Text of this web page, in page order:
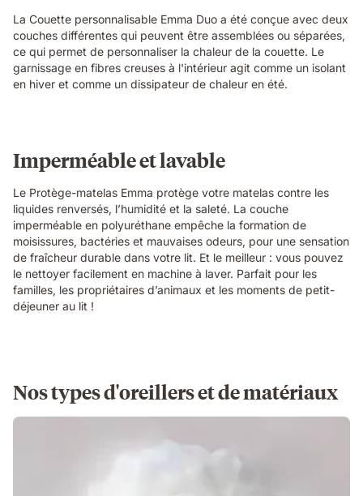
La Couette personnalisable Emma Duo a été conçue avec deux
couches différentes qui peuvent être assemblées ou séparées,
ce qui permet de personnaliser la chaleur de la couette. Le
garnissage en fibres creuses à l'intérieur agit comme un isolant
en hiver et comme un dissipateur de chaleur en été.
Imperméable et lavable
Le Protège-matelas Emma protège votre matelas contre les
liquides renversés, l’humidité et la saleté. La couche
imperméable en polyuréthane empêche la formation de
moisissures, bactéries et mauvaises odeurs, pour une sensation
de fraîcheur durable dans votre lit. Et le meilleur : vous pouvez
le nettoyer facilement en machine à laver. Parfait pour les
familles, les propriétaires d’animaux et les moments de petit-
déjeuner au lit !
Nos types d'oreillers et de matériaux